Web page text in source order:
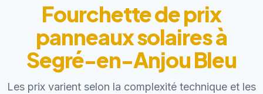
Fourchette de prix
panneaux solaires à
Segré-en-Anjou Bleu
Les prix varient selon la complexité technique et les